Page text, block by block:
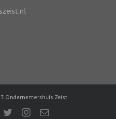
Ondernemershuis Zeist
twitterinstagram
E-